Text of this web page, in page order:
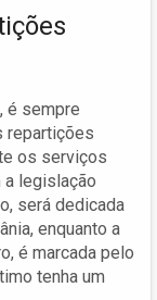
é sempre
repartições
os serviços
legislação
será dedicada
enquanto a
é marcada pelo
tenha um